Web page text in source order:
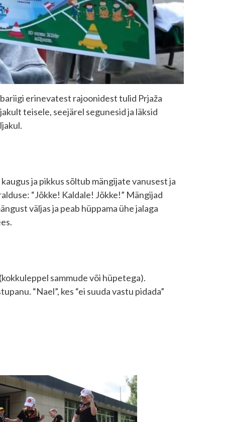
erinevatest rajoonidest tulid Prjaža
teisele, seejärel segunesid ja läksid
ja pikkus sõltub mängijate vanusest ja
“Jõkke! Kaldale! Jõkke!” Mängijad
väljas ja peab hüppama ühe jalaga
sammude või hüpetega).
“Nael”, kes “ei suuda vastu pidada”